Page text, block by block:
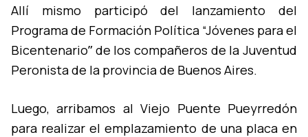
Allí­ mismo participó del lanzamiento del
Programa de Formación Polí­tica “Jóvenes para el
Bicentenarioˮ de los compañeros de la Juventud
Peronista de la provincia de Buenos Aires.
Luego, arribamos al Viejo Puente Pueyrredón
para realizar el emplazamiento de una placa en